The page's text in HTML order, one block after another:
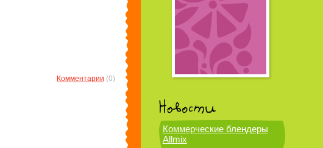
Коммерческие блендеры
Allmix
Комментарии (0)